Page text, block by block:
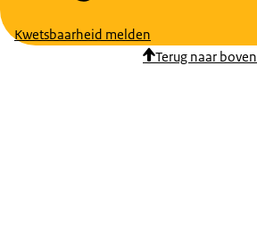
Kwetsbaarheid melden
Terug naar boven